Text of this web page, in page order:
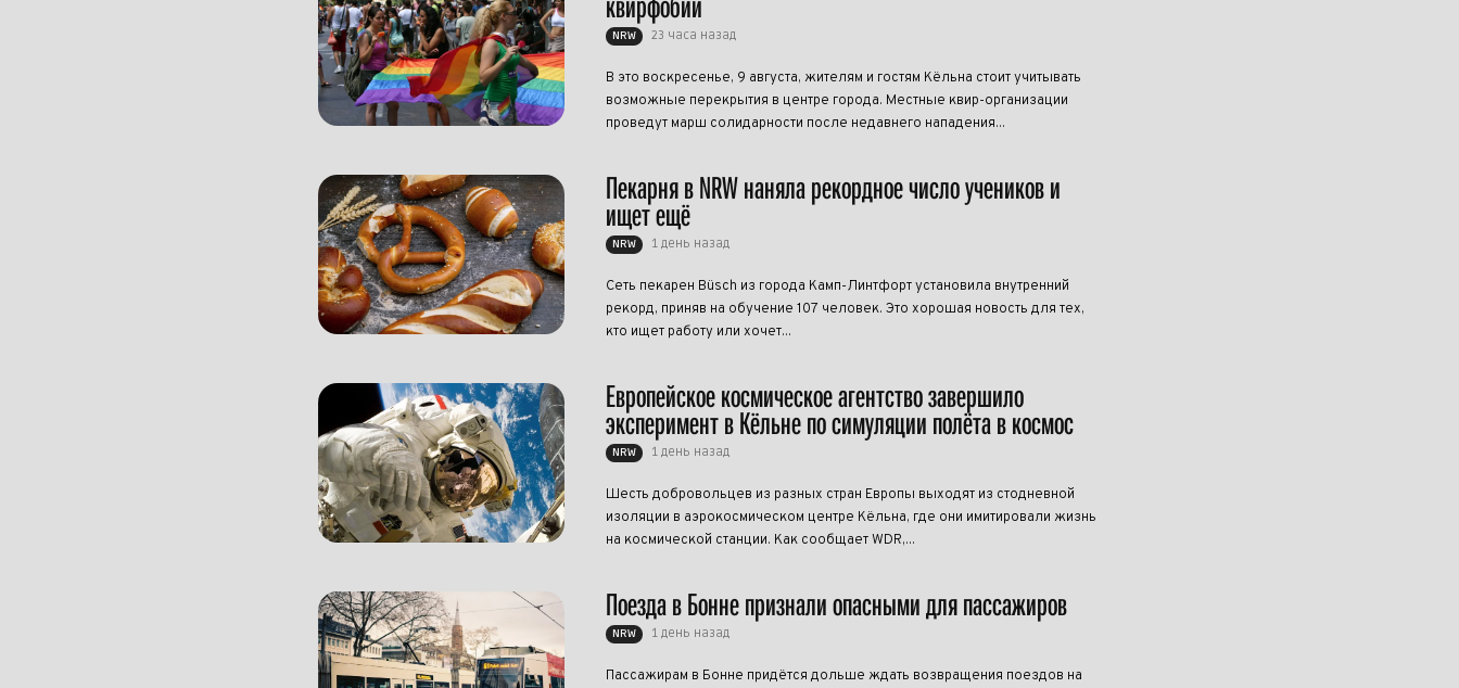
NRW 23 часа назад
В это воскресенье, 9 августа, жителям и гостям Кёльна стоит учитывать
возможные перекрытия в центре города. Местные квир-организации
проведут марш солидарности после недавнего нападения...
Пекарня в NRW наняла рекордное число учеников и
ищет ещё
NRW 1 день назад
Сеть пекарен Büsch из города Камп-Линтфорт установила внутренний
рекорд, приняв на обучение 107 человек. Это хорошая новость для тех,
кто ищет работу или хочет...
Европейское космическое агентство завершило
эксперимент в Кёльне по симуляции полёта в космос
NRW 1 день назад
Шесть добровольцев из разных стран Европы выходят из стодневной
изоляции в аэрокосмическом центре Кёльна, где они имитировали жизнь
на космической станции. Как сообщает WDR,...
Поезда в Бонне признали опасными для пассажиров
NRW 1 день назад
Пассажирам в Бонне придётся дольше ждать возвращения поездов на